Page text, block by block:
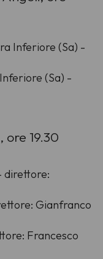
Inferiore (Sa) -
(Sa) -
19.30
direttore:
Gianfranco
Francesco